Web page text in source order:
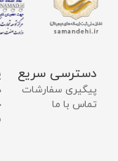
دسترسی سریع
پیگیری سفارشات
تماس با ما